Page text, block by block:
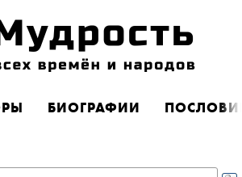
БИОГРАФИИ